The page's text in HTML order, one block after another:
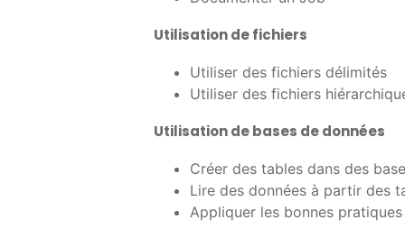
Utilisation de fichiers
Utiliser des fichiers délimités
Utiliser des fichiers
Utilisation de bases de données
Créer des tables dans des
Lire des données à partir des
Appliquer les bonnes pratiques